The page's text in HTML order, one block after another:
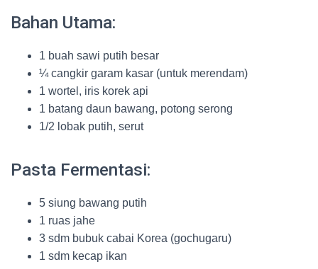
Bahan Utama:
1 buah sawi putih besar
¼ cangkir garam kasar (untuk merendam)
1 wortel, iris korek api
1 batang daun bawang, potong serong
1/2 lobak putih, serut
Pasta Fermentasi:
5 siung bawang putih
1 ruas jahe
3 sdm bubuk cabai Korea (gochugaru)
1 sdm kecap ikan